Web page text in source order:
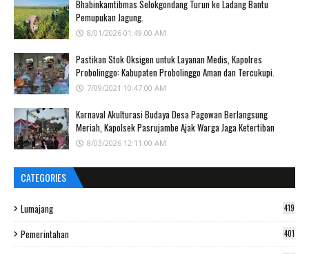
Bhabinkamtibmas Selokgondang Turun ke Ladang Bantu
Pemupukan Jagung.
8/01/2026 01:49:00 AM
Pastikan Stok Oksigen untuk Layanan Medis, Kapolres
Probolinggo: Kabupaten Probolinggo Aman dan Tercukupi.
7/09/2021 10:47:00 AM
Karnaval Akulturasi Budaya Desa Pagowan Berlangsung
Meriah, Kapolsek Pasrujambe Ajak Warga Jaga Ketertiban
8/03/2026 12:11:00 AM
CATEGORIES
Lumajang 419
Pemerintahan 401